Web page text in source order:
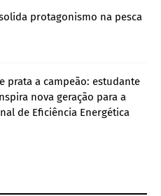
protagonismo na pesca
prata a campeão: estudante
nova geração para a
de Eficiência Energética